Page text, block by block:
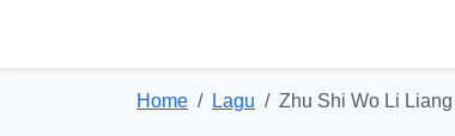
Home Lagu Zhu Shi Wo Li